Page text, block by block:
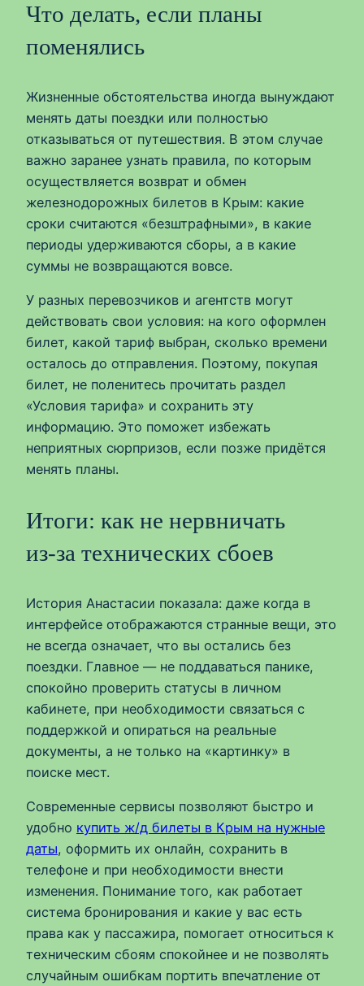
Что делать, если планы
поменялись
Жизненные обстоятельства иногда вынуждают
менять даты поездки или полностью
отказываться от путешествия. В этом случае
важно заранее узнать правила, по которым
осуществляется возврат и обмен
железнодорожных билетов в Крым: какие
сроки считаются «безштрафными», в какие
периоды удерживаются сборы, а в какие
суммы не возвращаются вовсе.
У разных перевозчиков и агентств могут
действовать свои условия: на кого оформлен
билет, какой тариф выбран, сколько времени
осталось до отправления. Поэтому, покупая
билет, не поленитесь прочитать раздел
«Условия тарифа» и сохранить эту
информацию. Это поможет избежать
неприятных сюрпризов, если позже придётся
менять планы.
Итоги: как не нервничать
из‑за технических сбоев
История Анастасии показала: даже когда в
интерфейсе отображаются странные вещи, это
не всегда означает, что вы остались без
поездки. Главное — не поддаваться панике,
спокойно проверить статусы в личном
кабинете, при необходимости связаться с
поддержкой и опираться на реальные
документы, а не только на «картинку» в
поиске мест.
Современные сервисы позволяют быстро и
удобно купить ж/д билеты в Крым на нужные
даты, оформить их онлайн, сохранить в
телефоне и при необходимости внести
изменения. Понимание того, как работает
система бронирования и какие у вас есть
права как у пассажира, помогает относиться к
техническим сбоям спокойнее и не позволять
случайным ошибкам портить впечатление от